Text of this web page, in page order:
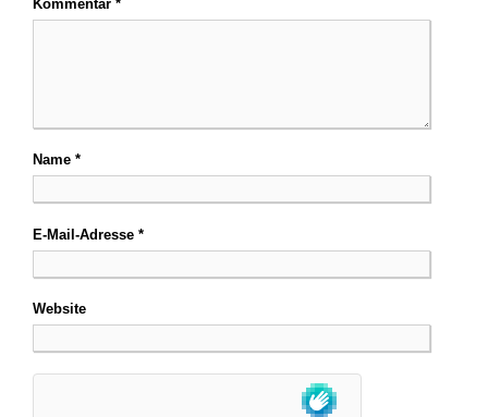
Kommentar *
Name *
E-Mail-Adresse *
Website